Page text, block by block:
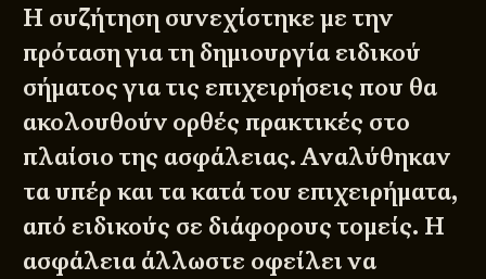
Η συζήτηση συνεχίστηκε με την
πρόταση για τη δημιουργία ειδικού
σήματος για τις επιχειρήσεις που θα
ακολουθούν ορθές πρακτικές στο
πλαίσιο της ασφάλειας. Αναλύθηκαν
τα υπέρ και τα κατά του επιχειρήματα,
από ειδικούς σε διάφορους τομείς. Η
ασφάλεια άλλωστε οφείλει να